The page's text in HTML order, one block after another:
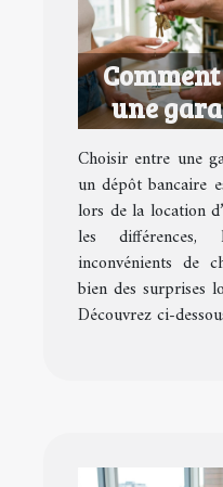
une
flexible
Choisir entre une
un dépôt bancaire
lors de la location
les
inconvénients de
bien des surprises
Découvrez ci-